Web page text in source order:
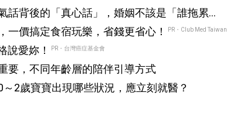
話背後的「真心話」，婚姻不該是「誰拖累
」。
一價搞定食宿玩樂，省錢更省心！ PR・Club Med Taiwan
說愛妳！ PR・台灣癌症基金會
要，不同年齡層的陪伴引導方式
2歲寶寶出現哪些狀況，應立刻就醫？